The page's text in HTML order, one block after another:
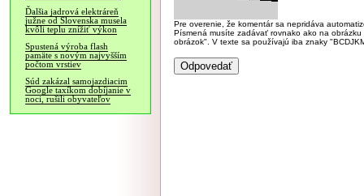
Ďalšia jadrová elektráreň
južne od Slovenska musela
kvôli teplu znížiť výkon
Spustená výroba flash
pamäte s novým najvyšším
počtom vrstiev
Súd zakázal samojazdiacim
Google taxíkom dobíjanie v
noci, rušili obyvateľov
Pre overenie, že komentár sa nepridáva
Písmená musíte zadávať rovnako ako na
obrázok". V texte sa používajú iba znaky